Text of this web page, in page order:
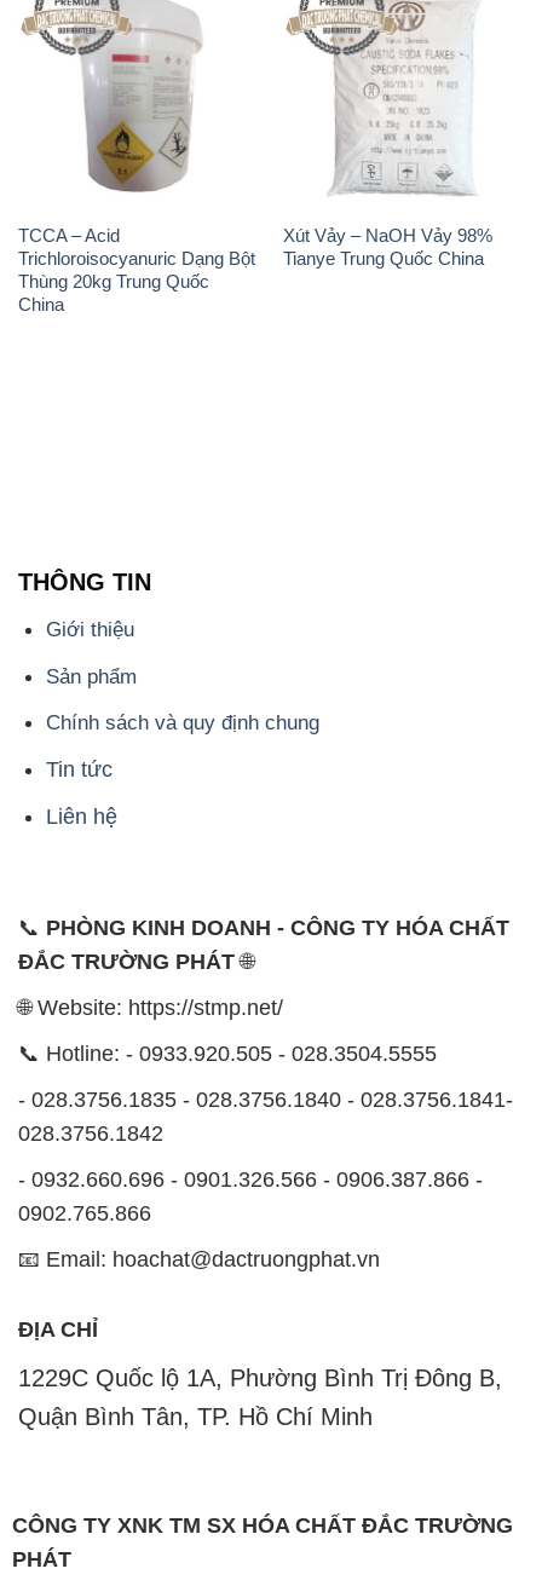
TCCA – Acid
Trichloroisocyanuric Dạng Bột
Thùng 20kg Trung Quốc
Xút Vảy – NaOH Vảy 98%
Tianye Trung Quốc China
Chính sách và quy định chung
Tin tức
Liên hệ
📞
PHÒNG KINH DOANH - CÔNG TY HÓA CHẤT
ĐẮC TRƯỜNG PHÁT
- 028.3756.1835 - 028.3756.1840 - 028.3756.1841-
0902.765.866
📧 Email: hoachat@dactruongphat.vn
ĐỊA CHỈ
1229C Quốc lộ 1A, Phường Bình Trị Đông B,
Quận Bình Tân, TP. Hồ Chí Minh
CÔNG TY XNK TM SX HÓA CHẤT ĐẮC TRƯỜNG
PHÁT
và phân phối các loại hóa chất công nghiệp khác
nhau nhằm đáp ứng nhu cầu sử dụng của khách